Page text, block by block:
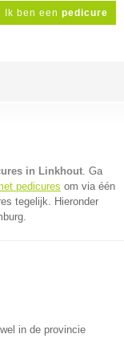
Ik ben een pedicure
in Linkhout. Ga
pedicures om via één
tegelijk. Hieronder
in de provincie